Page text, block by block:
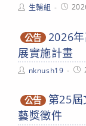
Post生輔組
Post
公告
2026
展實施計畫
Postnknush19
公告
第25
藝獎徵件